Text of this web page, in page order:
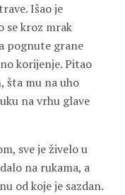
Išao je
se kroz mrak
pognute grane
korijenje. Pitao
šta mu na uho
na vrhu glave
sve je živelo u
na rukama, a
od koje je sazdan.